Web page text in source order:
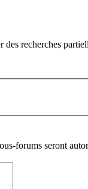
des recherches
forums seront